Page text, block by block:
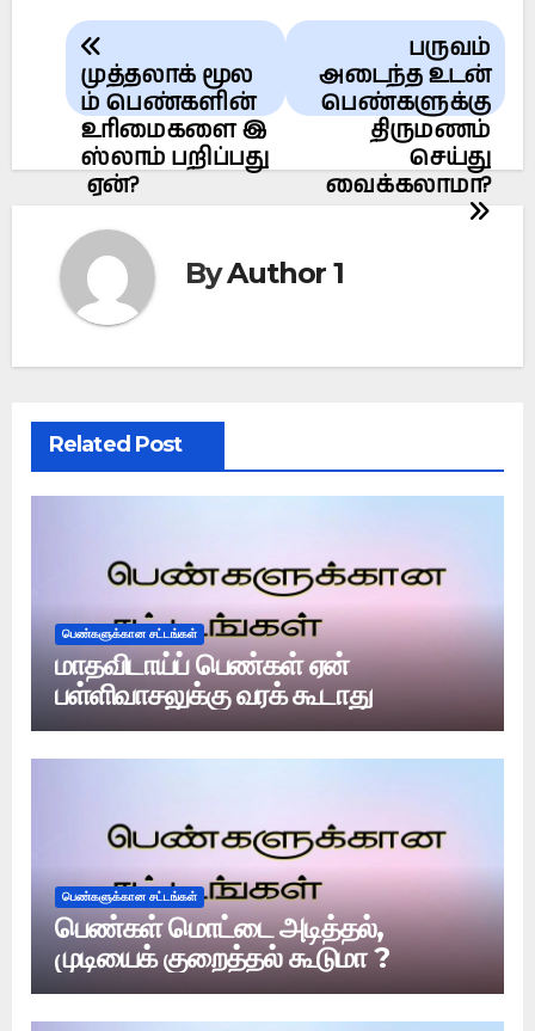
Post
navigation
பருவம்
அடைந்த உடன்
பெண்களுக்கு
திருமணம்
செய்து
வைக்கலாமா?
முத்தலாக் மூல
ம் பெண்களின்
உரிமைகளை இ
ஸ்லாம் பறிப்பது
ஏன்?
ByAuthor 1
Related Post
பெண்களுக்கான சட்டங்கள்
மாதவிடாய்ப் பெண்கள் ஏன்
பள்ளிவாசலுக்கு வரக் கூடாது
பெண்களுக்கான சட்டங்கள்
பெண்கள் மொட்டை அடித்தல்,
முடியைக் குறைத்தல் கூடுமா ?